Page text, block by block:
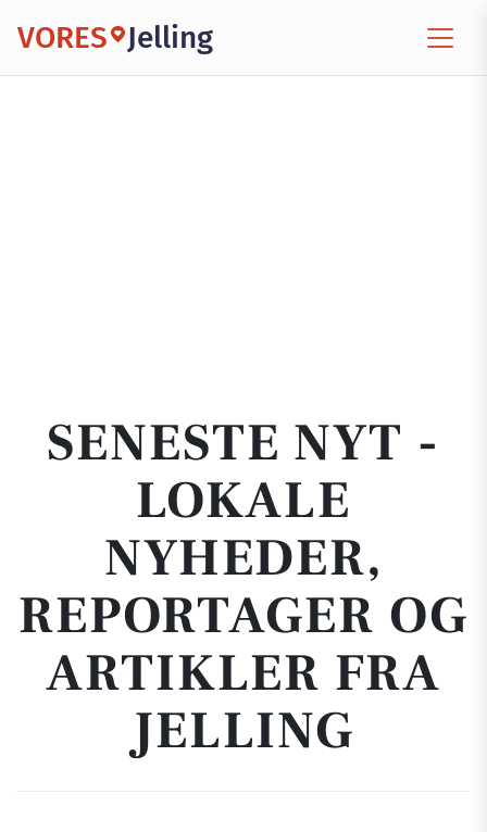
VORES Jelling
SENESTE NYT -
LOKALE
NYHEDER,
REPORTAGER OG
ARTIKLER FRA
JELLING